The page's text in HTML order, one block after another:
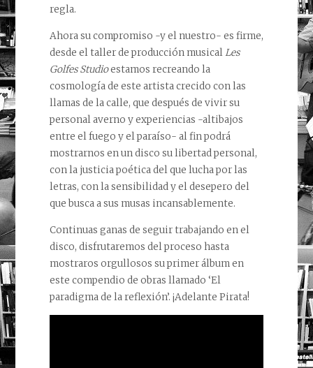
regla.
Ahora su compromiso -y el nuestro- es firme,
desde el taller de producción musicalLes
Golfes Studioestamos recreando la
cosmología de este artista crecido con las
llamas de la calle, que después de vivir su
personal averno y experiencias -altibajos
entre el fuego y el paraíso- al fin podrá
mostrarnos en un disco su libertad personal,
con la justicia poética del que lucha por las
letras, con la sensibilidad y el desepero del
que busca a sus musas incansablemente.
Continuas ganas de seguir trabajando en el
disco, disfrutaremos del proceso hasta
mostraros orgullosos su primer álbum en
este compendio de obras llamado ‘El
paradigma de la reflexión’. ¡Adelante Pirata!